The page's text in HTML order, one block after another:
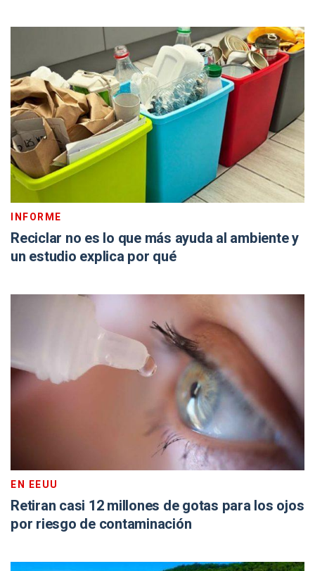
INFORME
Reciclar no es lo que más ayuda al ambiente y
un estudio explica por qué
EN EEUU
Retiran casi 12 millones de gotas para los ojos
por riesgo de contaminación